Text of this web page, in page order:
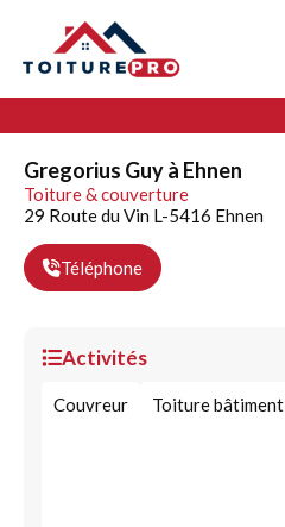
Gregorius Guy à Ehnen
Toiture & couverture
29 Route du Vin L-5416 Ehnen
Téléphone
Activités
Couvreur Toiture bâtiment